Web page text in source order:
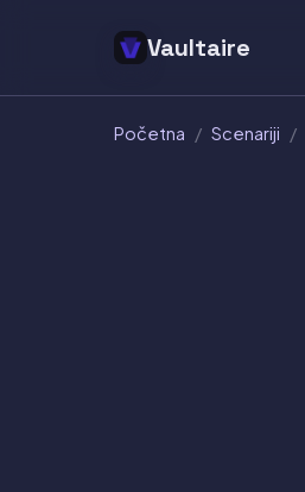
Vaultaire
Početna / Scenariji /